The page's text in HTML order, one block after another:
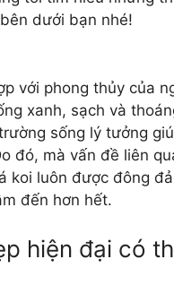
dưới bạn nhé!
với phong thủy của
xanh, sạch và
sống lý tưởng
đó, mà vấn đề liên
koi luôn được đông
đến hơn hết.
hiện đại có